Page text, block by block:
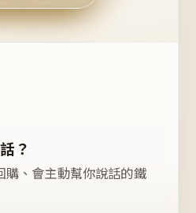
開團
嗎？
？
購、會主動幫你說話的鐵